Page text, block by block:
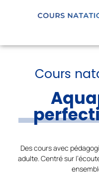
Cours
Des cours avec
adulte. Centré sur